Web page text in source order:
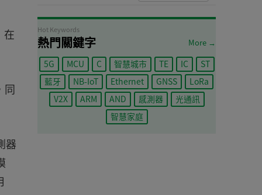
在
同
器
Hot Keywords
熱門關鍵字 More →
5G MCU C 智慧城市 TE IC
ST
藍牙
NB-IoT Ethernet GNSS
LoRa
V2X
ARM AND 感測器
光通訊
智慧家庭